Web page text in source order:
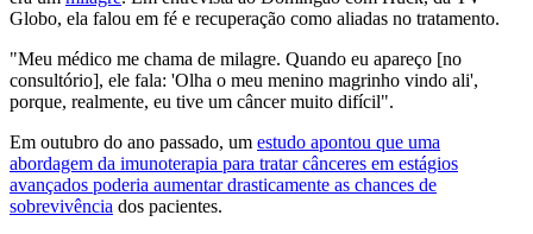
Globo, ela falou em fé e recuperação como aliadas no tratamento.
"Meu médico me chama de milagre. Quando eu apareço [no
consultório], ele fala: 'Olha o meu menino magrinho vindo ali',
porque, realmente, eu tive um câncer muito difícil".
Em outubro do ano passado, um estudo apontou que uma
abordagem da imunoterapia para tratar cânceres em estágios
avançados poderia aumentar drasticamente as chances de
sobrevivência dos pacientes.